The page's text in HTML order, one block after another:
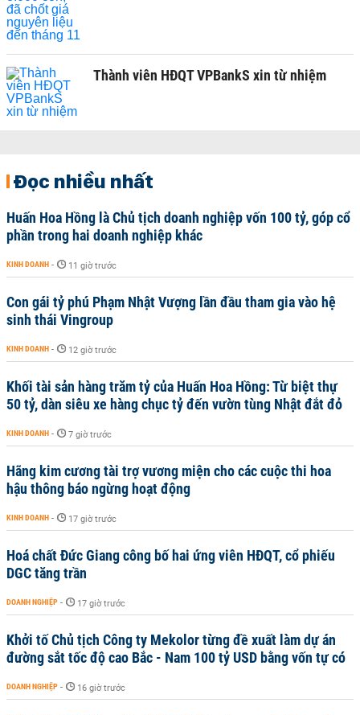
Thành viên HĐQT VPBankS xin từ nhiệm
Đọc nhiều nhất
Huấn Hoa Hồng là Chủ tịch doanh nghiệp vốn 100 tỷ, góp cổ
phần trong hai doanh nghiệp khác
KINH DOANH - 11 giờ trước
Con gái tỷ phú Phạm Nhật Vượng lần đầu tham gia vào hệ
sinh thái Vingroup
KINH DOANH - 12 giờ trước
Khối tài sản hàng trăm tỷ của Huấn Hoa Hồng: Từ biệt thự
50 tỷ, dàn siêu xe hàng chục tỷ đến vườn tùng Nhật đắt đỏ
KINH DOANH - 7 giờ trước
Hãng kim cương tài trợ vương miện cho các cuộc thi hoa
hậu thông báo ngừng hoạt động
KINH DOANH - 17 giờ trước
Hoá chất Đức Giang công bố hai ứng viên HĐQT, cổ phiếu
DGC tăng trần
DOANH NGHIỆP - 17 giờ trước
Khởi tố Chủ tịch Công ty Mekolor từng đề xuất làm dự án
đường sắt tốc độ cao Bắc - Nam 100 tỷ USD bằng vốn tự có
DOANH NGHIỆP - 16 giờ trước